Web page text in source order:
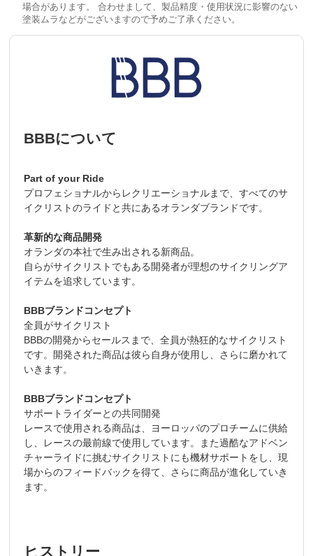
場合があります。 合わせまして、製品精度・使用状況に影響のない
塗装ムラなどがございますので予めご了承ください。
BBBについて
Part of your Ride
プロフェショナルからレクリエーショナルまで、すべてのサ
イクリストのライドと共にあるオランダブランドです。
革新的な商品開発
オランダの本社で生み出される新商品。
自らがサイクリストでもある開発者が理想のサイクリングア
イテムを追求しています。
BBBブランドコンセプト
全員がサイクリスト
BBBの開発からセールスまで、全員が熱狂的なサイクリスト
です。開発された商品は彼ら自身が使用し、さらに磨かれて
いきます。
BBBブランドコンセプト
サポートライダーとの共同開発
レースで使用される商品は、ヨーロッパのプロチームに供給
し、レースの最前線で使用しています。また過酷なアドベン
チャーライドに挑むサイクリストにも機材サポートをし、現
場からのフィードバックを得て、さらに商品が進化していき
ます。
ヒストリー